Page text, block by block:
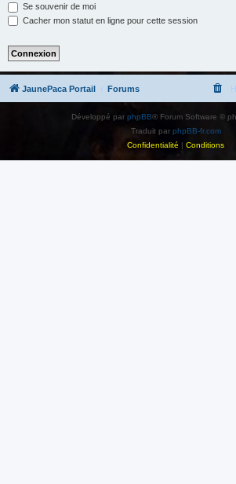
Se souvenir de moi
Cacher mon statut en ligne pour cette session
JaunePaca Portail Forums
Développé par phpBB® Forum Software ©
Traduit par phpBB-fr.com
Confidentialité | Conditions